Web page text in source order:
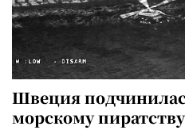
Швеция
морскому пиратству